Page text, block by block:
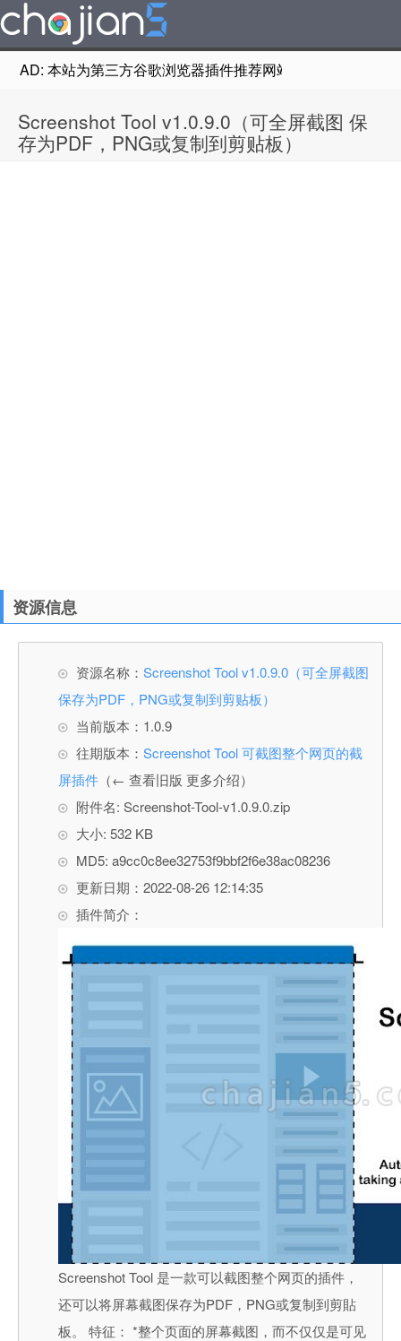
AD: 本站为第三方谷歌浏览器插件推荐网站，非Google
Screenshot Tool v1.0.9.0（可全屏截图 保
存为PDF，PNG或复制到剪贴板）
资源信息
资源名称： Screenshot Tool v1.0.9.0（可全屏截图
保存为PDF，PNG或复制到剪贴板）
当前版本：1.0.9
往期版本： Screenshot Tool 可截图整个网页的截
屏插件 （← 查看旧版 更多介绍）
附件名: Screenshot-Tool-v1.0.9.0.zip
大小: 532 KB
MD5: a9cc0c8ee32753f9bbf2f6e38ac08236
更新日期：2022-08-26 12:14:35
插件简介：
Screenshot Tool 是一款可以截图整个网页的插件，
还可以将屏幕截图保存为PDF，PNG或复制到剪貼
板。 特征： *整个页面的屏幕截图，而不仅仅是可见